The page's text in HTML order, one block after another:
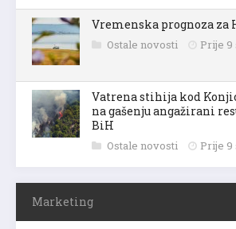
Vremenska prognoza za
Ostale novosti Prije 9
Vatrena stihija kod
na gašenju angažirani
BiH
Ostale novosti Prije 9
Marketing